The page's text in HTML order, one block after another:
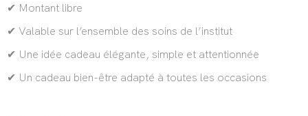
✔ Montant libre
✔ Valable sur l’ensemble des soins de l’institut
✔ Une idée cadeau élégante, simple et attentionnée
✔ Un cadeau bien-être adapté à toutes les occasions